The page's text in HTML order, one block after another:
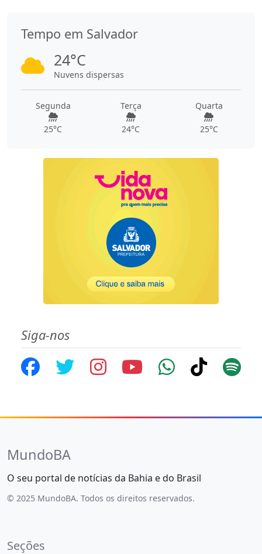
Tempo em Salvador
24°C
Nuvens dispersas
Segunda
25°C
Terça
24°C
Quarta
25°C
Siga-nos
MundoBA
O seu portal de notícias da Bahia e do Brasil
© 2025 MundoBA. Todos os direitos reservados.
Seções